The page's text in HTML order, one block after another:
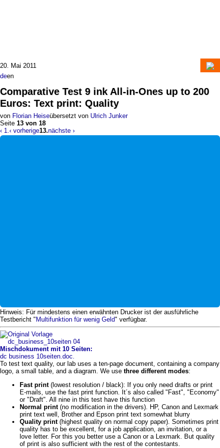
20. Mai 2011
deen
Comparative Test 9 ink All-in-Ones up to 200
Euros: Text print: Quality
von Florian Heiseübersetzt von Ulrich Junker
Seite 13 von 18
‹ 1.‹ vorherige13.nächste ›
Hinweis: Für mindestens einen erwähnten Drucker ist der ausführliche
Testbericht " Multifunktion für wenig Geld" verfügbar.
Mischdokument mit 10 Seiten:
dc business 10seiten.doc.
To test text quality, our lab uses a ten-page document, containing a company
logo, a small table, and a diagram. We use three different modes:
Fast print(lowest resolution / black): If you only need drafts or print
E-mails, use the fast print function. It´s also called "Fast", "Economy"
or "Draft". All nine in this test have this function
Normal print(no modification in the drivers). HP, Canon and Lexmark
print text well, Brother and Epson print text somewhat blurry
Quality print(highest quality on normal copy paper). Sometimes print
quality has to be excellent, for a job application, an invitation, or a
love letter. For this you better use a Canon or a Lexmark. But quality
of print is also sufficient with the rest of the contestants.